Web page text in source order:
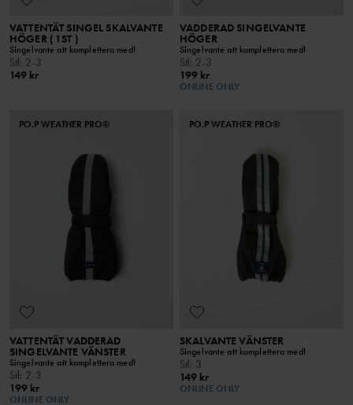
VATTENTÄT SINGEL SKALVANTE
HÖGER ( 1ST )
Singelvante att komplettera med!
Stl: 2-3
149 kr
VADDERAD SINGELVANTE
HÖGER
Singelvante att komplettera med!
Stl: 2-3
199 kr
ONLINE ONLY
PO.P WEATHER PRO®
VATTENTÄT VADDERAD
SINGELVANTE VÄNSTER
Singelvante att komplettera med!
Stl: 2-3
199 kr
ONLINE ONLY
PO.P WEATHER PRO®
SKALVANTE VÄNSTER
Singelvante att komplettera med!
Stl: 3
149 kr
ONLINE ONLY